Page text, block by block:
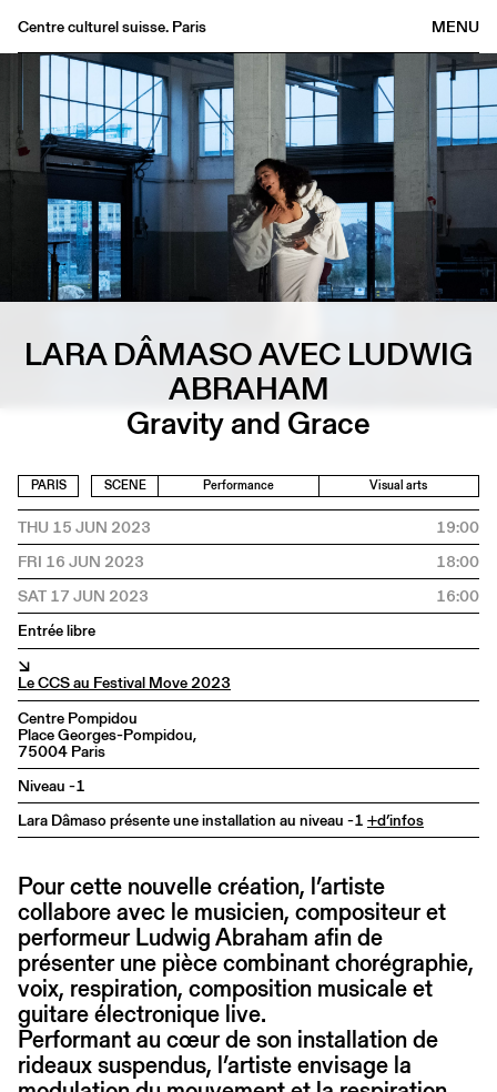
MENU
Centre culturel suisse. Paris
Agenda
Bookshop
Buvette
Archives
Medias
Publications
About
LARA DÂMASO AVEC LUDWIG
ABRAHAM
Gravity and Grace
PARIS SCENE Performance Visual arts
THU 15 JUN 2023
19:00
FRI 16 JUN 2023
18:00
SAT 17 JUN 2023
16:00
Entrée libre
↘
Le CCS au Festival Move 2023
Centre Pompidou
Place Georges-Pompidou,
75004 Paris
Niveau -1
Lara Dâmaso présente une installation au niveau -1 +d’infos
Pour cette nouvelle création, l’artiste
collabore avec le musicien, compositeur et
performeur Ludwig Abraham afin de
présenter une pièce combinant chorégraphie,
voix, respiration, composition musicale et
guitare électronique live.
Performant au cœur de son installation de
rideaux suspendus, l’artiste envisage la